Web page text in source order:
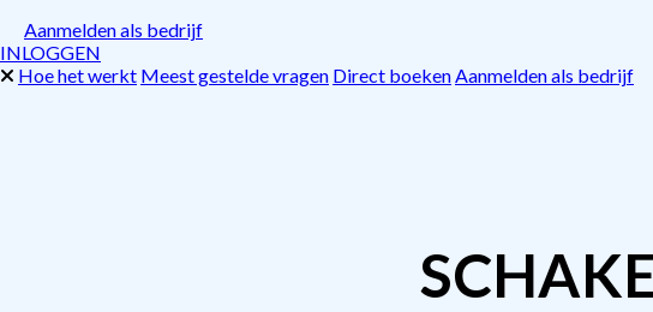
Aanmelden als bedrijf
INLOGGEN
Hoe het werkt Meest gestelde vragen Direct boekenAanmelden als bedrijf